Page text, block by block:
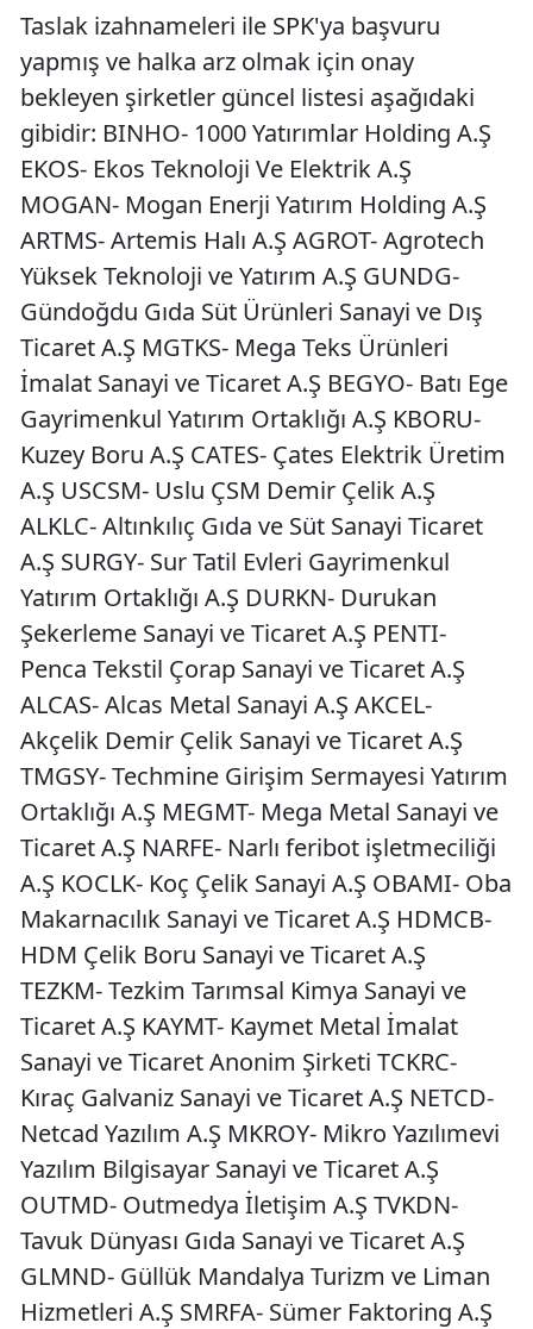
Taslak izahnameleri ile SPK'ya başvuru
yapmış ve halka arz olmak için onay
bekleyen şirketler güncel listesi aşağıdaki
gibidir: BINHO- 1000 Yatırımlar Holding A.Ş
EKOS- Ekos Teknoloji Ve Elektrik A.Ş
MOGAN- Mogan Enerji Yatırım Holding A.Ş
ARTMS- Artemis Halı A.Ş AGROT- Agrotech
Yüksek Teknoloji ve Yatırım A.Ş GUNDG-
Gündoğdu Gıda Süt Ürünleri Sanayi ve Dış
Ticaret A.Ş MGTKS- Mega Teks Ürünleri
İmalat Sanayi ve Ticaret A.Ş BEGYO- Batı Ege
Gayrimenkul Yatırım Ortaklığı A.Ş KBORU-
Kuzey Boru A.Ş CATES- Çates Elektrik Üretim
A.Ş USCSM- Uslu ÇSM Demir Çelik A.Ş
ALKLC- Altınkılıç Gıda ve Süt Sanayi Ticaret
A.Ş SURGY- Sur Tatil Evleri Gayrimenkul
Yatırım Ortaklığı A.Ş DURKN- Durukan
Şekerleme Sanayi ve Ticaret A.Ş PENTI-
Penca Tekstil Çorap Sanayi ve Ticaret A.Ş
ALCAS- Alcas Metal Sanayi A.Ş AKCEL-
Akçelik Demir Çelik Sanayi ve Ticaret A.Ş
TMGSY- Techmine Girişim Sermayesi Yatırım
Ortaklığı A.Ş MEGMT- Mega Metal Sanayi ve
Ticaret A.Ş NARFE- Narlı feribot işletmeciliği
A.Ş KOCLK- Koç Çelik Sanayi A.Ş OBAMI- Oba
Makarnacılık Sanayi ve Ticaret A.Ş HDMCB-
HDM Çelik Boru Sanayi ve Ticaret A.Ş
TEZKM- Tezkim Tarımsal Kimya Sanayi ve
Ticaret A.Ş KAYMT- Kaymet Metal İmalat
Sanayi ve Ticaret Anonim Şirketi TCKRC-
Kıraç Galvaniz Sanayi ve Ticaret A.Ş NETCD-
Netcad Yazılım A.Ş MKROY- Mikro Yazılımevi
Yazılım Bilgisayar Sanayi ve Ticaret A.Ş
OUTMD- Outmedya İletişim A.Ş TVKDN-
Tavuk Dünyası Gıda Sanayi ve Ticaret A.Ş
GLMND- Güllük Mandalya Turizm ve Liman
Hizmetleri A.Ş SMRFA- Sümer Faktoring A.Ş